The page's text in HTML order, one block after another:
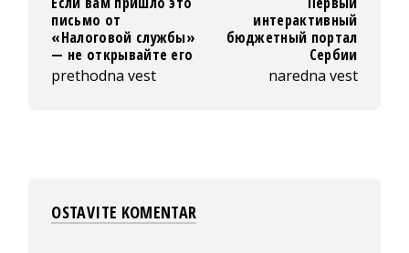
письмо от
«Налоговой службы»
— не открывайте его
prethodna vest
интерактивный
бюджетный портал
Сербии
naredna vest
OSTAVITE KOMENTAR